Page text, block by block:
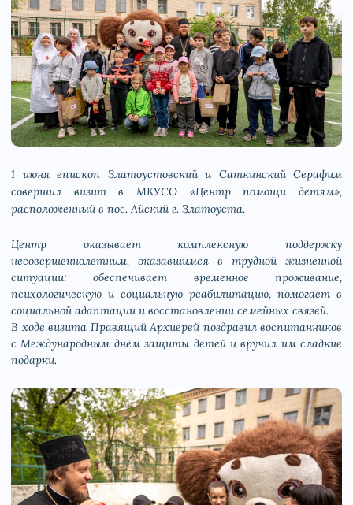
1 июня епископ Златоустовский и Саткинский Серафим
совершил визит в МКУСО «Центр помощи детям»,
расположенный в пос. Айский г. Златоуста.
Центр оказывает комплексную поддержку
несовершеннолетним, оказавшимся в трудной жизненной
ситуации: обеспечивает временное проживание,
психологическую и социальную реабилитацию, помогает в
социальной адаптации и восстановлении семейных связей.
В ходе визита Правящий Архиерей поздравил воспитанников
с Международным днём защиты детей и вручил им сладкие
подарки.